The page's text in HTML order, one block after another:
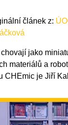
článek z:
jako
materiálů a
CHEmic je Jiří